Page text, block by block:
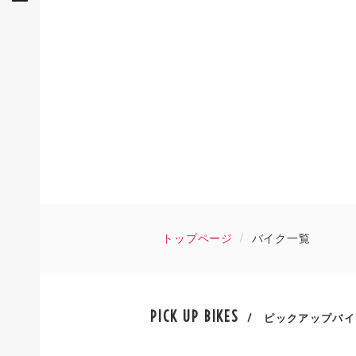
トップページ バイク一覧
PICK UP BIKES / ピックアップバ